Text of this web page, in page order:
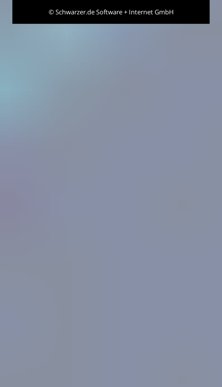
©Schwarzer.de Software + Internet GmbH